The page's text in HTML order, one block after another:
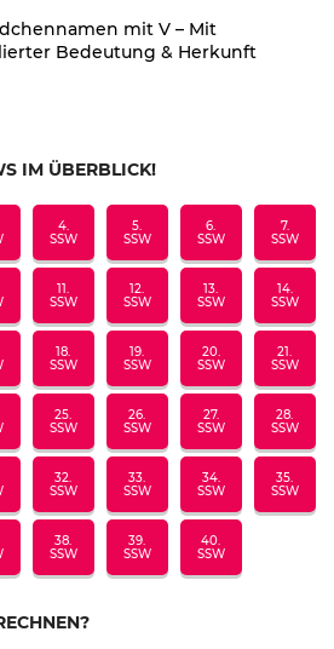
mit V – Mit
Bedeutung & Herkunft
IM ÜBERBLICK!
4.
SSW
5.
SSW
6.
SSW
7.
SSW
11.
SSW
12.
SSW
13.
SSW
14.
SSW
18.
SSW
19.
SSW
20.
SSW
21.
SSW
25.
SSW
26.
SSW
27.
SSW
28.
SSW
32.
SSW
33.
SSW
34.
SSW
35.
SSW
38.
SSW
39.
SSW
40.
SSW